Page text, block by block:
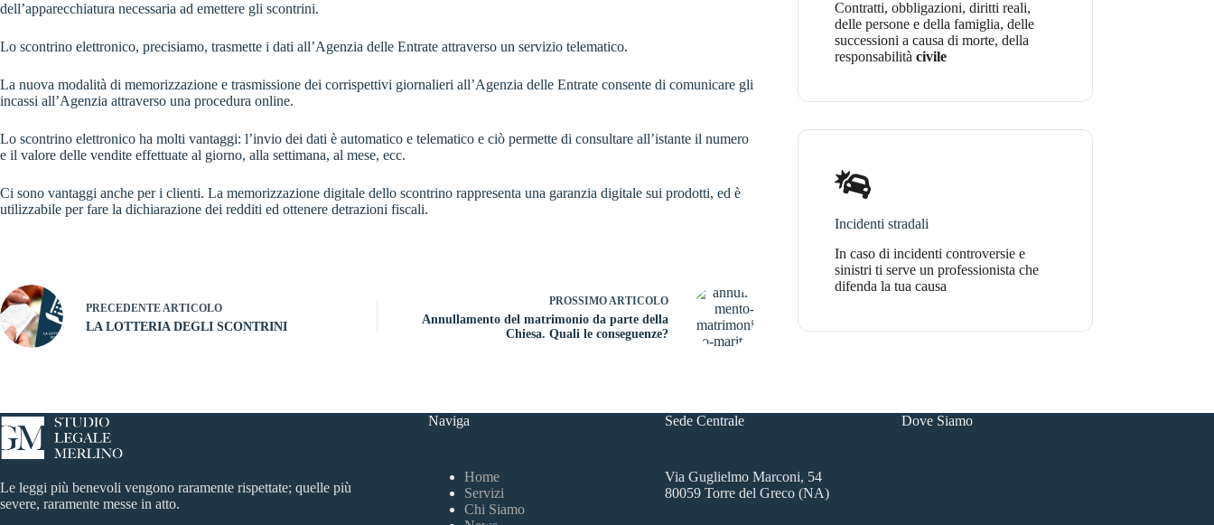
dell’apparecchiatura necessaria ad emettere gli scontrini.
Lo scontrino elettronico, precisiamo, trasmette i dati all’Agenzia delle Entrate attraverso un servizio telematico.
La nuova modalità di memorizzazione e trasmissione dei corrispettivi giornalieri all’Agenzia delle Entrate consente di comunicare gli
incassi all’Agenzia attraverso una procedura online.
Lo scontrino elettronico ha molti vantaggi: l’invio dei dati è automatico e telematico e ciò permette di consultare all’istante il numero
e il valore delle vendite effettuate al giorno, alla settimana, al mese, ecc.
Ci sono vantaggi anche per i clienti. La memorizzazione digitale dello scontrino rappresenta una garanzia digitale sui prodotti, ed è
utilizzabile per fare la dichiarazione dei redditi ed ottenere detrazioni fiscali.
PRECEDENTE ARTICOLO
LA LOTTERIA DEGLI SCONTRINI
PROSSIMO ARTICOLO
Annullamento del matrimonio da parte della
Chiesa. Quali le conseguenze?
Contratti, obbligazioni, diritti reali,
delle persone e della famiglia, delle
successioni a causa di morte, della
responsabilitàcivile
Incidenti stradali
In caso di incidenti controversie e
sinistri ti serve un professionista che
difenda la tua causa
Le leggi più benevoli vengono raramente rispettate; quelle più
severe, raramente messe in atto.
Naviga
Home
Servizi
Chi Siamo
Sede Centrale
Via Guglielmo Marconi, 54
80059 Torre del Greco (NA)
Dove Siamo